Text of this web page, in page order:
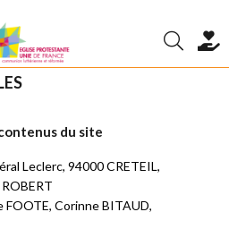
du site
Leclerc, 94000 CRETEIL,
FOOTE, Corinne BITAUD,